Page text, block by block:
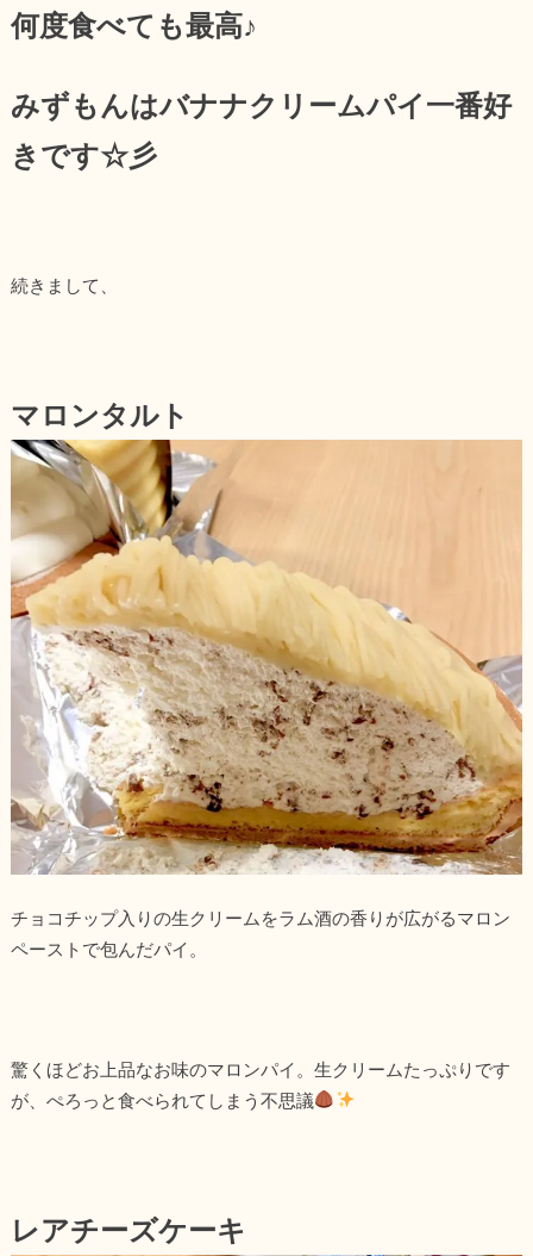
何度食べても最高♪
みずもんはバナナクリームパイ一番好
きです☆彡
続きまして、
マロンタルト
チョコチップ入りの生クリームをラム酒の香りが広がるマロン
ペーストで包んだパイ。
驚くほどお上品なお味のマロンパイ。生クリームたっぷりです
が、ぺろっと食べられてしまう不思議
レアチーズケーキ